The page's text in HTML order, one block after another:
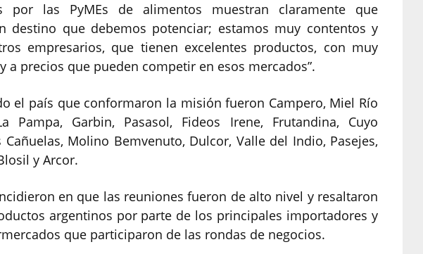
por las PyMEs de alimentos muestran claramente que
destino que debemos potenciar; estamos muy contentos y
empresarios, que tienen excelentes productos, con muy
a precios que pueden competir en esos mercados”.
el país que conformaron la misión fueron Campero, Miel Río
Pampa, Garbin, Pasasol, Fideos Irene, Frutandina, Cuyo
Molino Bemvenuto, Dulcor, Valle del Indio, Pasejes,
y Arcor.
en que las reuniones fueron de alto nivel y resaltaron
argentinos por parte de los principales importadores y
que participaron de las rondas de negocios.